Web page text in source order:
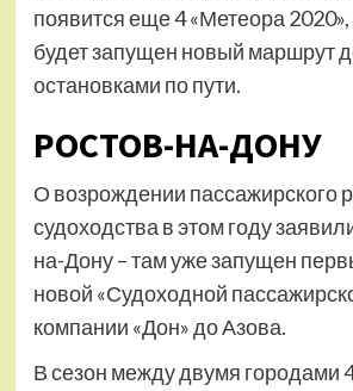
появится еще 4 «Метеора 2020»,
будет запущен новый маршрут
остановками по пути.
РОСТОВ-НА-ДОНУ
О возрождении пассажирского
судоходства в этом году
на-Дону – там уже запущен
новой «Судоходной
компании «Дон» до Азова.
В сезон между двумя городами 4